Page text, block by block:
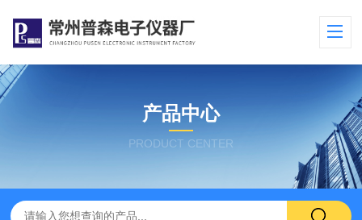
产品中心
PRODUCT CENTER